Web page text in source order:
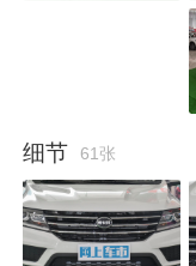
细节 61张